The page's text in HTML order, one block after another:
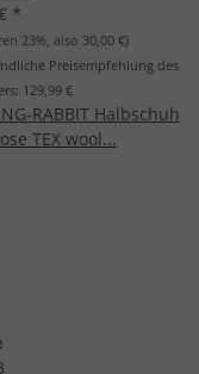
*
23%, also 30,00 €)
Preisempfehlung des
129,99 €